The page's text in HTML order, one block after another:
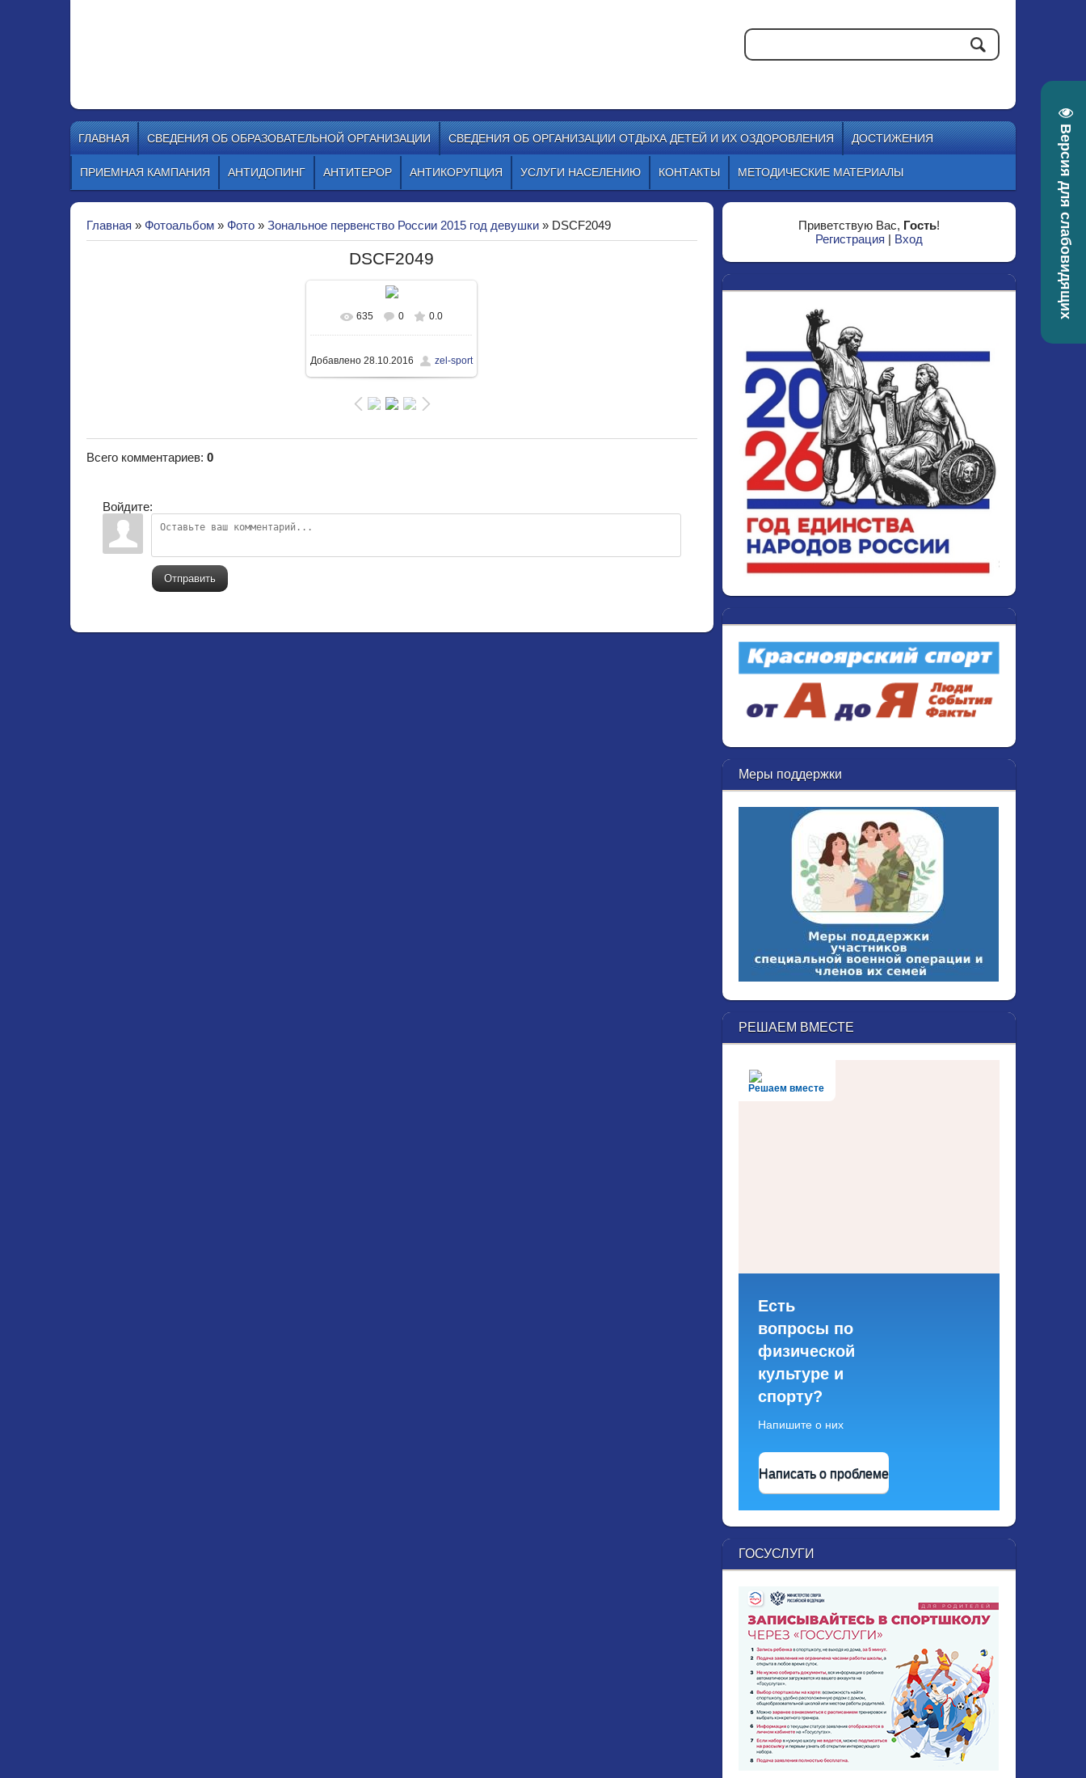
Версия для слабовидящих
ГЛАВНАЯ СВЕДЕНИЯ ОБ ОБРАЗОВАТЕЛЬНОЙ ОРГАНИЗАЦИИ СВЕДЕНИЯ ОБ ОРГАНИЗАЦИИ ОТДЫХА ДЕТЕЙ И ИХ ОЗДОРОВЛЕНИЯ ДОСТИЖЕНИЯ
ПРИЕМНАЯ КАМПАНИЯ АНТИДОПИНГ АНТИТЕРОР АНТИКОРУПЦИЯ УСЛУГИ НАСЕЛЕНИЮ КОНТАКТЫ МЕТОДИЧЕСКИЕ МАТЕРИАЛЫ
Главная » Фотоальбом » Фото » Зональное первенство России 2015 год девушки » DSCF2049
DSCF2049
В реальном размере
1050x703/ 307.1Kb
635 0 0.0
Добавлено 28.10.2016 zel-sport
Всего комментариев: 0
Войдите:
Отправить
Приветствую Вас, Гость!
Регистрация | Вход
Меры поддержки
РЕШАЕМ ВМЕСТЕ
Решаем вместе
Есть
вопросы по
физической
культуре и
спорту?
Напишите о них
Написать о проблеме
ГОСУСЛУГИ